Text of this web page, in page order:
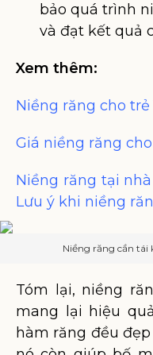
bảo quá trình
và đạt kết quả
Xem thêm:
Niềng răng cho
Giá niềng răng
Niềng răng tại
Lưu ý khi niềng
Niềng răng cần tái
Tóm lại, niềng
mang lại hiệu
hàm răng đều